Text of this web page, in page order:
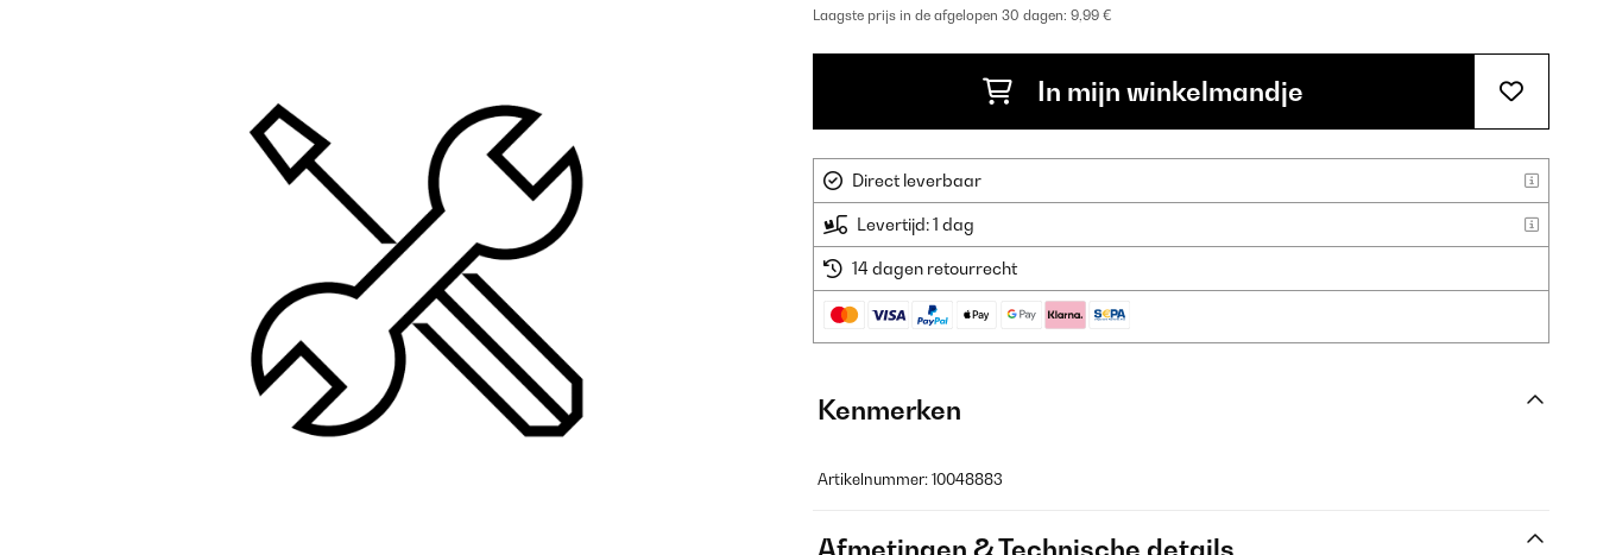
Laagste prijs in de afgelopen 30 dagen: 9,99 €
In mijn winkelmandje
Direct leverbaar
Levertijd: 1 dag
14 dagen retourrecht
Kenmerken
Artikelnummer: 10048883